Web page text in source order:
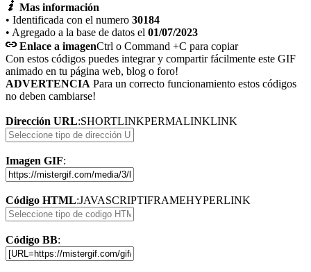
Mas información
• Identificada con el numero 30184
• Agregado a la base de datos el 01/07/2023
Enlace a imagenCtrl o Command +C para copiar
Con estos códigos puedes integrar y compartir fácilmente este GIF
animado en tu página web, blog o foro!
ADVERTENCIA Para un correcto funcionamiento estos códigos
no deben cambiarse!
Dirección URL:SHORTLINKPERMALINKLINK
Imagen GIF:
Código HTML:JAVASCRIPTIFRAMEHYPERLINK
Código BB: